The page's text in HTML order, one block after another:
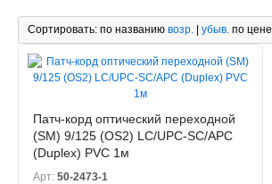
Сортировать: по названию возр. | убыв. по цене
Патч-корд оптический переходной
(SM) 9/125 (OS2) LC/UPC-SC/APC
(Duplex) PVC 1м
Арт: 50-2473-1